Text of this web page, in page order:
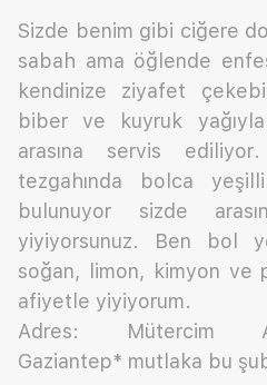
Sizde benim gibi ciğere
sabah ama öğlende
kendinize ziyafet
biber ve kuyruk
arasına servis
tezgahında bolca
bulunuyor sizde
yiyiyorsunuz. Ben bol
soğan, limon, kimyon ve
afiyetle yiyiyorum.
Adres: Mütercim
Gaziantep* mutlaka bu